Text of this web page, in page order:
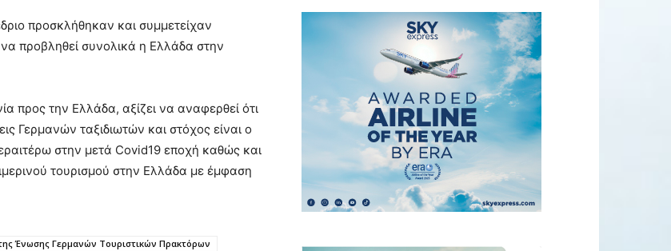
προσκλήθηκαν και συμμετείχαν
προβληθεί συνολικά η Ελλάδα στην
προς την Ελλάδα, αξίζει να αναφερθεί ότι
Γερμανών ταξιδιωτών και στόχος είναι ο
στην μετά Covid19 εποχή καθώς και
τουρισμού στην Ελλάδα με έμφαση
Ένωσης Γερμανών Τουριστικών Πρακτόρων